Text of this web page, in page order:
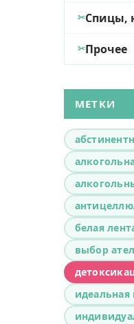
Спицы,
Прочее
МЕТКИ
белая
выбор
идеальная